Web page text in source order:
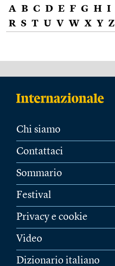
A B C D E F G H I
R S T U V W X Y Z
Chi siamo
Contattaci
Sommario
Festival
Privacy e cookie
Video
Dizionario italiano